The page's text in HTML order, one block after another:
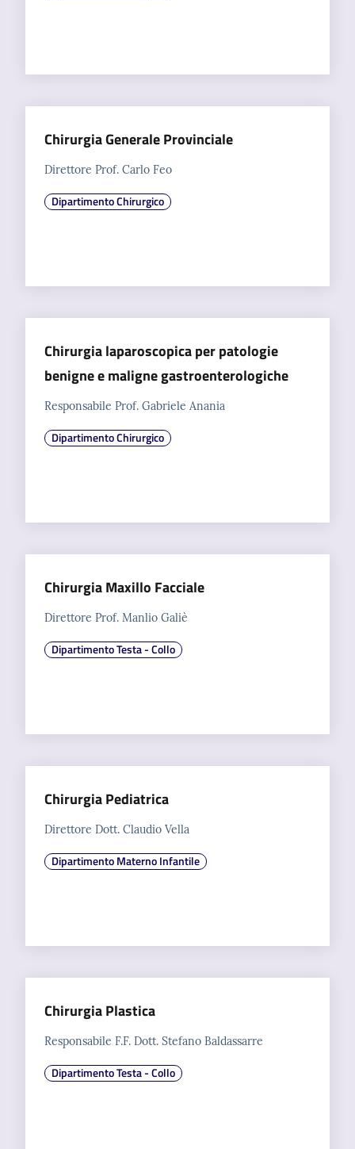
Chirurgia Generale Provinciale
Direttore Prof. Carlo Feo
Dipartimento Chirurgico
Chirurgia laparoscopica per patologie
benigne e maligne gastroenterologiche
Responsabile Prof. Gabriele Anania
Dipartimento Chirurgico
Chirurgia Maxillo Facciale
Direttore Prof. Manlio Galiè
Dipartimento Testa - Collo
Chirurgia Pediatrica
Direttore Dott. Claudio Vella
Dipartimento Materno Infantile
Chirurgia Plastica
Responsabile F.F. Dott. Stefano Baldassarre
Dipartimento Testa - Collo